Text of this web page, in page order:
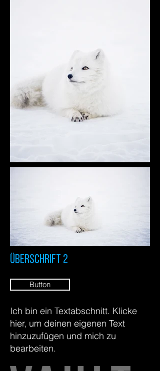
Überschrift 2
Button
Ich bin ein Textabschnitt. Klicke
hier, um deinen eigenen Text
hinzuzufügen und mich zu
bearbeiten.